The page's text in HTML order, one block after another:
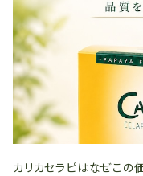
カリカセラピはなぜこの